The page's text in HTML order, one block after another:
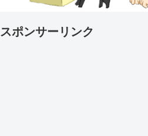
スポンサーリンク